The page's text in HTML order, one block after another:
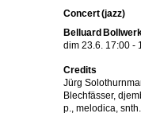
Concert (jazz)
Belluard
dim 23.6. 17:00 -
Credits
Jürg
Blechfässer,
p., melodica, snth.